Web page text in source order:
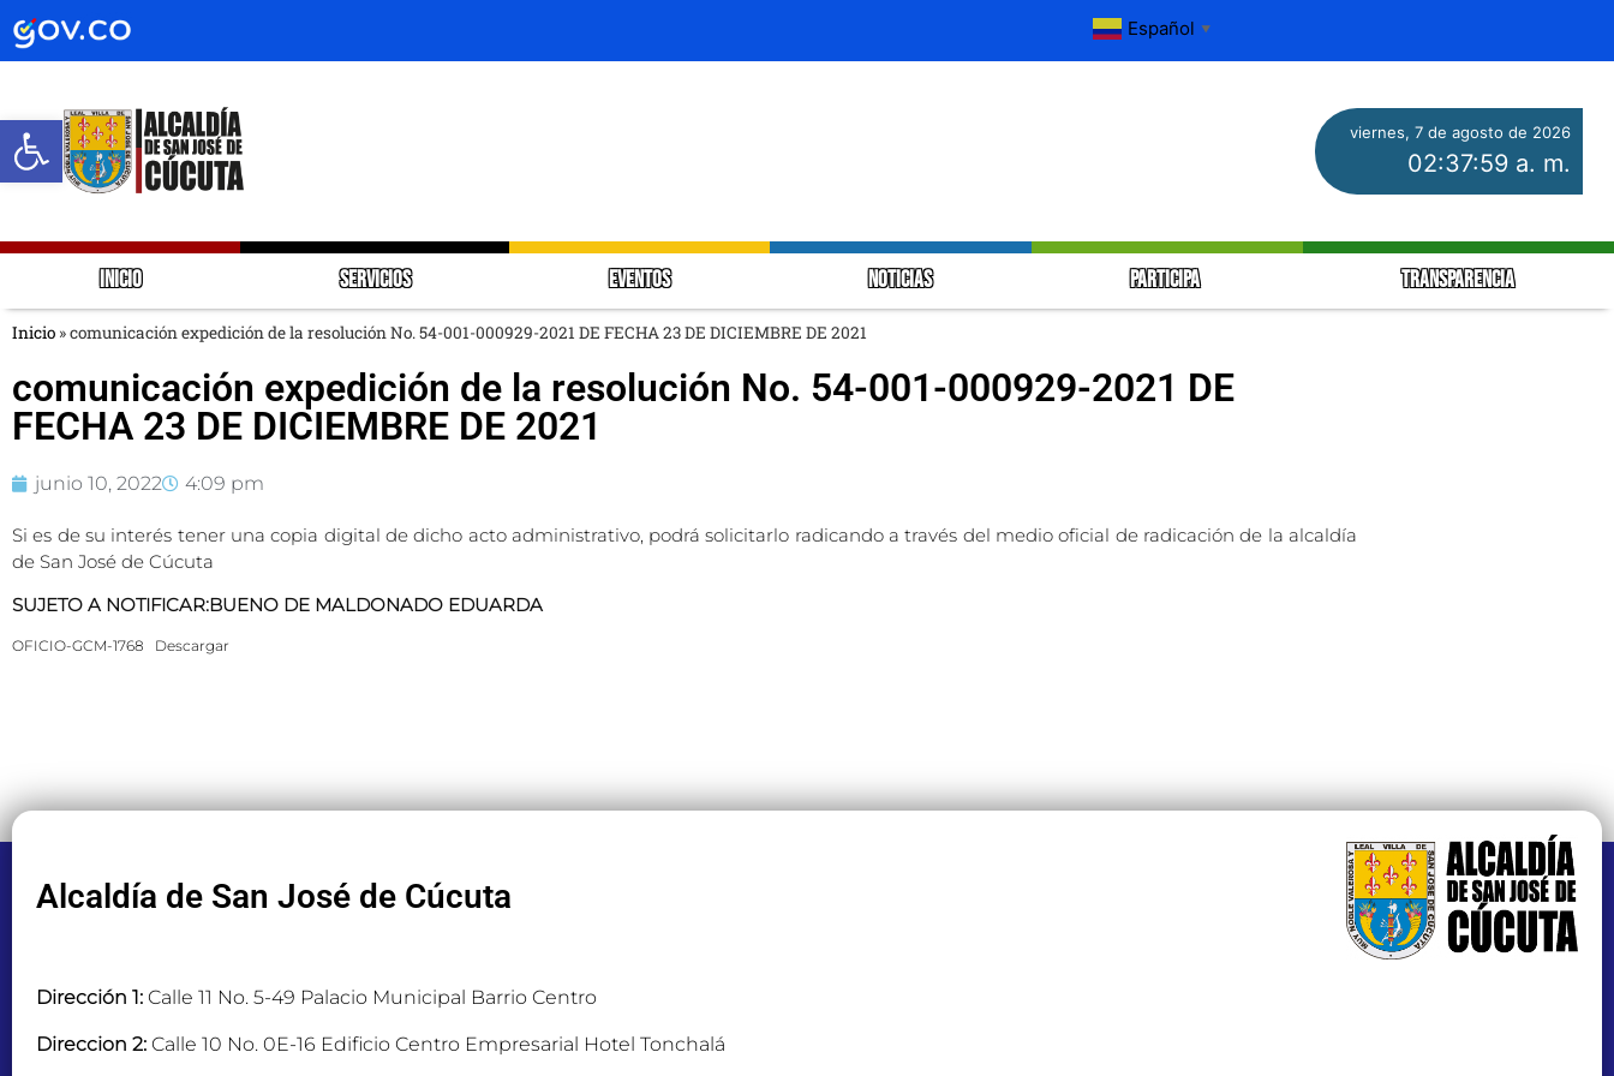
Abrir barra de herramientas
Español ▼
viernes, 7 de agosto de 2026
02:37:59 a. m.
INICIO SERVICIOS EVENTOS NOTICIAS PARTICIPA TRANSPARENCIA
Inicio »comunicación expedición de la resolución No. 54-001-000929-2021 DE FECHA 23 DE DICIEMBRE DE 2021
comunicación expedición de la resolución No. 54-001-000929-2021 DE
FECHA 23 DE DICIEMBRE DE 2021
junio 10, 2022 4:09 pm
Si es de su interés tener una copia digital de dicho acto administrativo, podrá solicitarlo radicando a través del medio oficial de radicación de la alcaldía
de San José de Cúcuta
SUJETO A NOTIFICAR:BUENO DE MALDONADO EDUARDA
OFICIO-GCM-1768 Descargar
Alcaldía de San José de Cúcuta
Dirección 1: Calle 11 No. 5-49 Palacio Municipal Barrio Centro
Direccion 2: Calle 10 No. 0E-16 Edificio Centro Empresarial Hotel Tonchalá